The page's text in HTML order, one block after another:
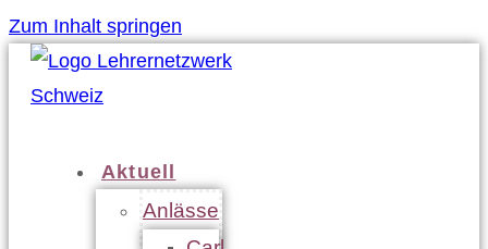
Zum Inhalt springen
Aktuell
Anlässe